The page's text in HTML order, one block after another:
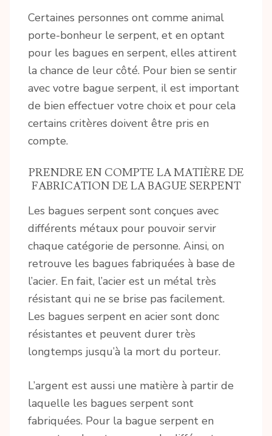
Certaines personnes ont comme animal
porte-bonheur le serpent, et en optant
pour les bagues en serpent, elles attirent
la chance de leur côté. Pour bien se sentir
avec votre bague serpent, il est important
de bien effectuer votre choix et pour cela
certains critères doivent être pris en
compte.
PRENDRE EN COMPTE LA MATIÈRE DE
FABRICATION DE LA BAGUE SERPENT
Les bagues serpent sont conçues avec
différents métaux pour pouvoir servir
chaque catégorie de personne. Ainsi, on
retrouve les bagues fabriquées à base de
l’acier. En fait, l’acier est un métal très
résistant qui ne se brise pas facilement.
Les bagues serpent en acier sont donc
résistantes et peuvent durer très
longtemps jusqu’à la mort du porteur.
L’argent est aussi une matière à partir de
laquelle les bagues serpent sont
fabriquées. Pour la bague serpent en